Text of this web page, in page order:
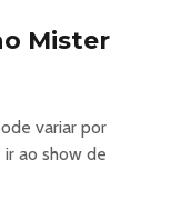
Mister
variar por
ao show de